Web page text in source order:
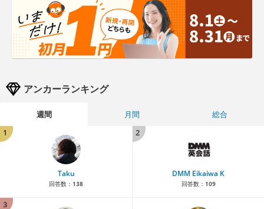
アンカーランキング
週間 月間
総合
1
Taku
回答数： 138
2
DMM Eikaiwa K
回答数： 109
3